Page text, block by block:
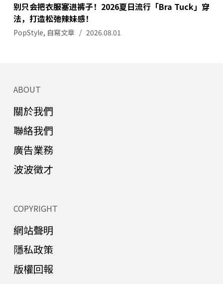
别只会把衣服塞进裤子！2026夏日流行「Bra Tuck」穿
法，打造松弛辣妹感！
PopStyle, 自寫文章 2026.08.01
ABOUT
關於我們
聯絡我們
廣告業務
波波徵才
COPYRIGHT
網站聲明
隱私政策
版權回報